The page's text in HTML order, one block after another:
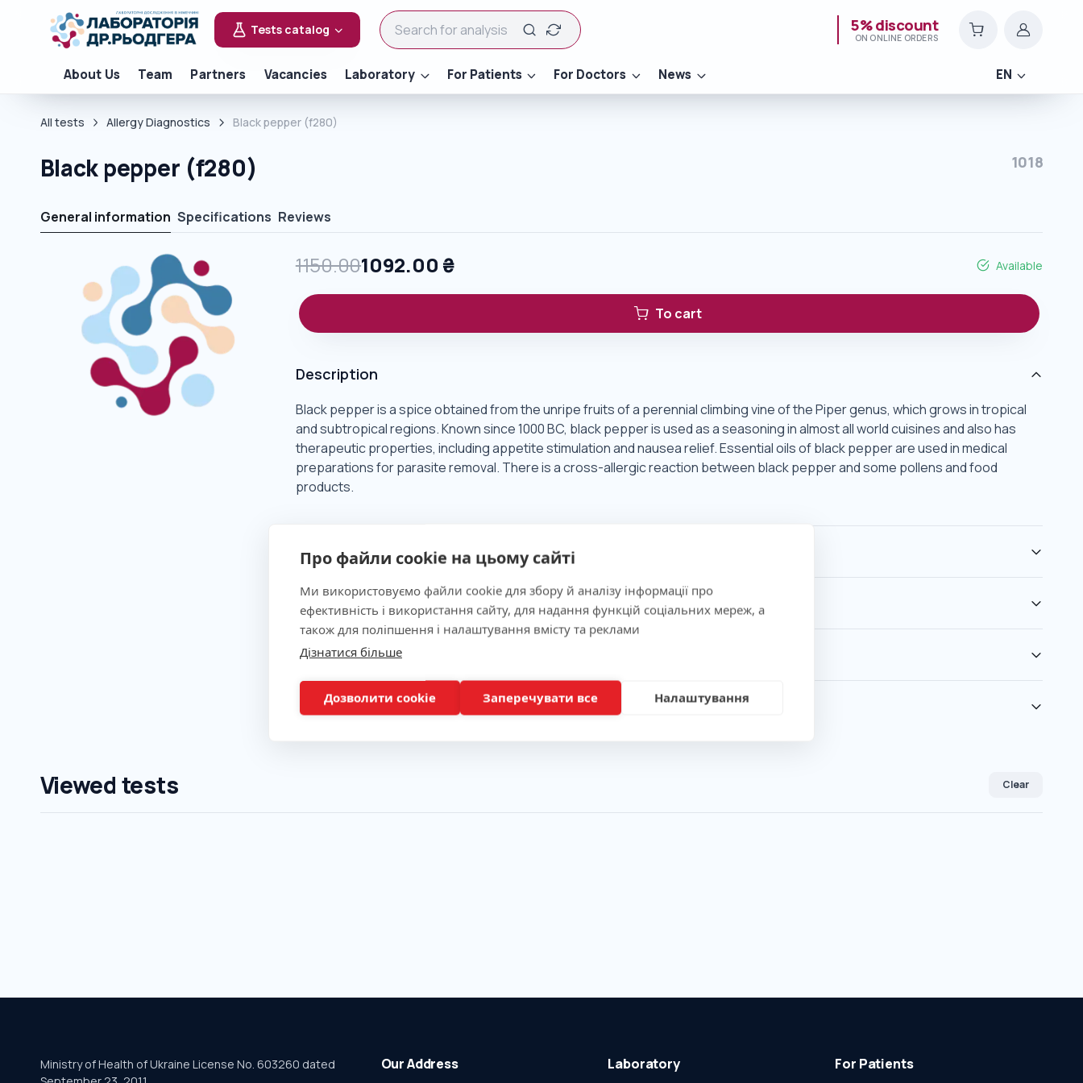
Про файли cookie на цьому сайті
Ми використовуємо файли cookie для збору й аналізу інформації про
ефективність і використання сайту, для надання функцій соціальних мереж, а
також для поліпшення і налаштування вмісту та реклами
Дізнатися більше
Дозволити cookie Заперечувати все Налаштування
Tests catalog 5% discount
ON ONLINE ORDERS
About Us Team Partners Vacancies Laboratory For Patients For Doctors News EN
All tests Allergy Diagnostics Black pepper (f280)
Black pepper (f280) 1018
General information Specifications Reviews
1150.001092.00 ₴ Available
To cart
Description
Black pepper is a spice obtained from the unripe fruits of a perennial climbing vine of the Piper genus, which grows in tropical
and subtropical regions. Known since 1000 BC, black pepper is used as a seasoning in almost all world cuisines and also has
therapeutic properties, including appetite stimulation and nausea relief. Essential oils of black pepper are used in medical
preparations for parasite removal. There is a cross-allergic reaction between black pepper and some pollens and food
products.
Clinical Significance
Indications
Method
Preparation
Viewed tests Clear
Ministry of Health of Ukraine License No. 603260 dated
Our Address Laboratory For Patients